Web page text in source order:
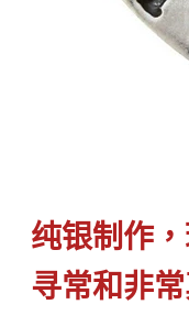
纯银制作
寻常和非